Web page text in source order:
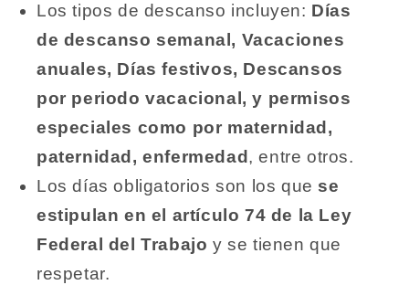
Los tipos de descanso incluyen: Días
de descanso semanal, Vacaciones
anuales, Días festivos, Descansos
por periodo vacacional, y permisos
especiales como por maternidad,
paternidad, enfermedad , entre otros.
Los días obligatorios son los que se
estipulan en el artículo 74 de la Ley
Federal del Trabajo y se tienen que
respetar.